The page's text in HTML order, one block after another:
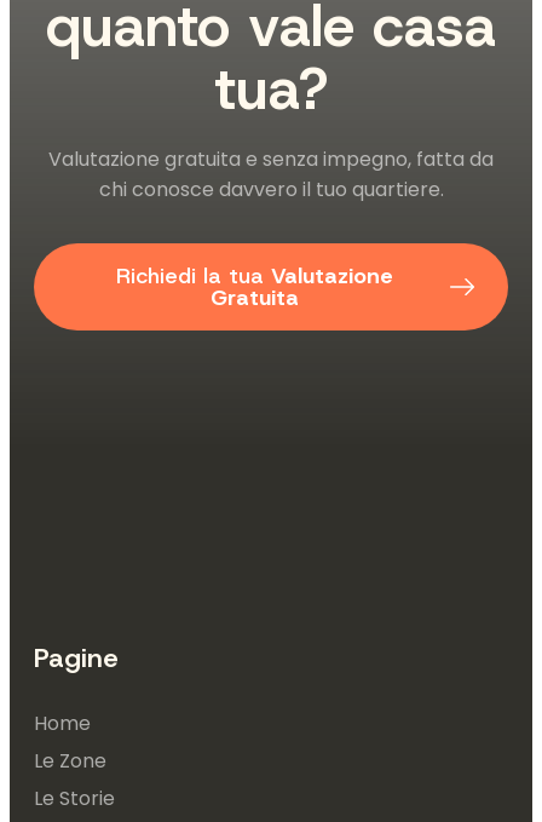
quanto vale casa
tua?
Valutazione gratuita e senza impegno, fatta da
chi conosce davvero il tuo quartiere.
Richiedi la tua Valutazione
Gratuita
Pagine
Home
Le Zone
Le Storie